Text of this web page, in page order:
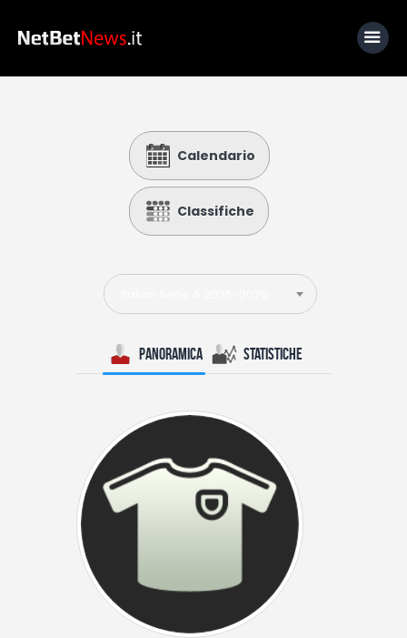
Calcio
Basket
Tennis
Lo Sapevi Che
I consigli di Giulia
Calendario
Classifiche
Panoramica Statistiche